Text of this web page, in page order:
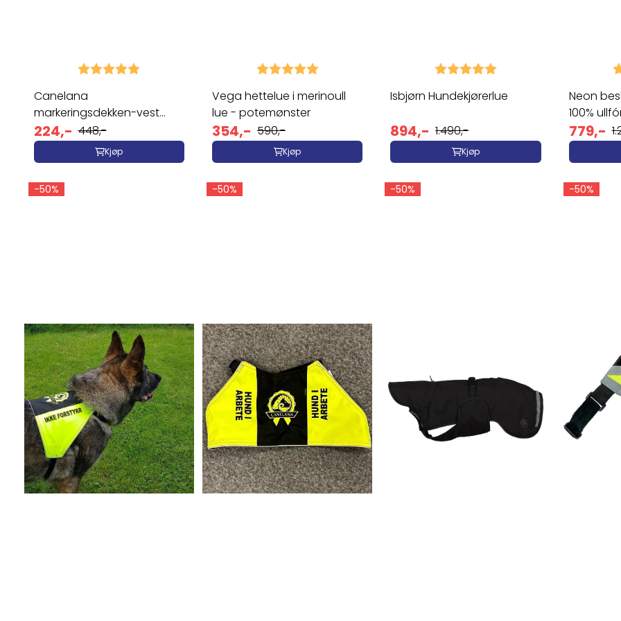
Karakter:
Canelana
markeringsdekken-vest
hund: hund med ...
224,- 448,-
Kjøp
Karakter: 5.0 av 5 mulige
Vega hettelue i merinoull
lue - potemønster
354,- 590,-
Kjøp
Karakter: 5.0 av 5 mulige
Isbjørn Hundekjørerlue
894,- 1.490,-
Kjøp
Neon
100%
779,-
-50% -50% -50% -50%